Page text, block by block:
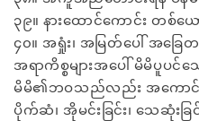
၃၉။ နားထောင်ကောင်း တစ်ယေ
၄၀။ အရှုံး၊ အမြတ်ပေါ် အခြေ
အရာကိစ္စများအပေါ် မိမိပူပ
မိမိ၏ဘဝသည်လည်း အကောင်
ပိုက်ဆံ၊ အိုမင်းခြင်း၊ သေဆုံးခြ